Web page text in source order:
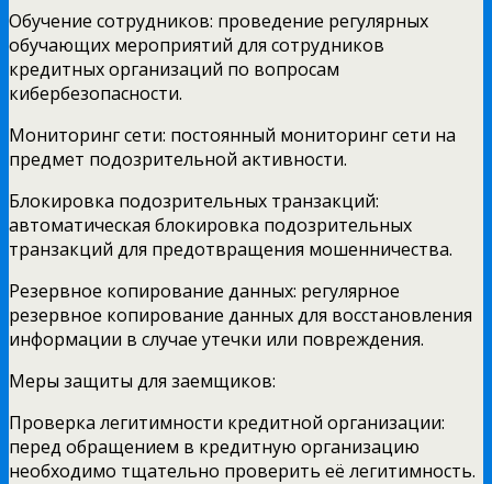
Обучение сотрудников: проведение регулярных
обучающих мероприятий для сотрудников
кредитных организаций по вопросам
кибербезопасности.
Мониторинг сети: постоянный мониторинг сети на
предмет подозрительной активности.
Блокировка подозрительных транзакций:
автоматическая блокировка подозрительных
транзакций для предотвращения мошенничества.
Резервное копирование данных: регулярное
резервное копирование данных для восстановления
информации в случае утечки или повреждения.
Меры защиты для заемщиков:
Проверка легитимности кредитной организации:
перед обращением в кредитную организацию
необходимо тщательно проверить её легитимность.